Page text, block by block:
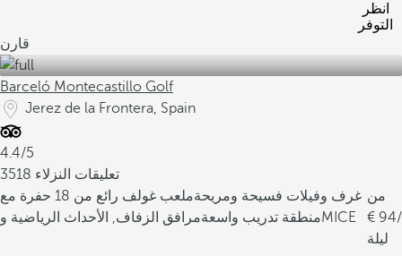
انظر
التوفر
قارن
Barceló Montecastillo Golf
Jerez de la Frontera, Spain
4.4/5
3518 تعليقات النزلاء
غرف وفيلات فسيحة ومريحة
ملعب غولف رائع من 18 حفرة مع
منطقة تدريب واسعةمرافق الزفاف, الأحداث الرياضية وMICE
من
94/
ليلة